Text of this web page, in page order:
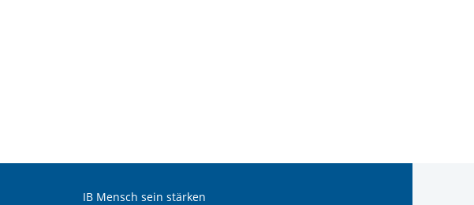
IB Mensch sein stärken